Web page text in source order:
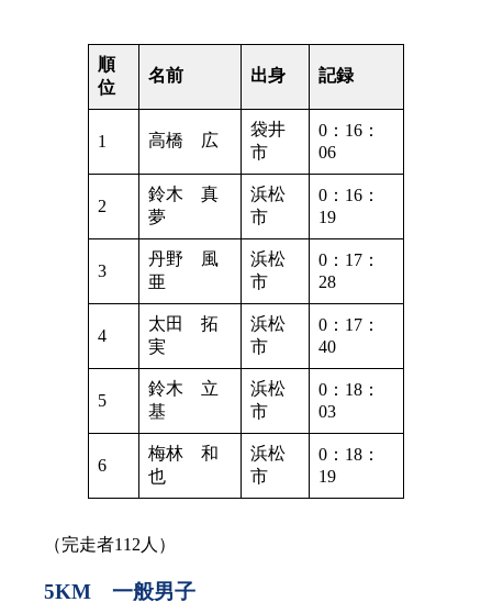
順
位
名前 出身 記録
1 高橋 広
袋井
市
0：16：
06
2
鈴木 真
夢
浜松
市
0：16：
19
3
丹野 風
亜
浜松
市
0：17：
28
4
太田 拓
実
浜松
市
0：17：
40
5
鈴木 立
基
浜松
市
0：18：
03
6
梅林 和
也
浜松
市
0：18：
19
（完走者112人）
5KM 一般男子